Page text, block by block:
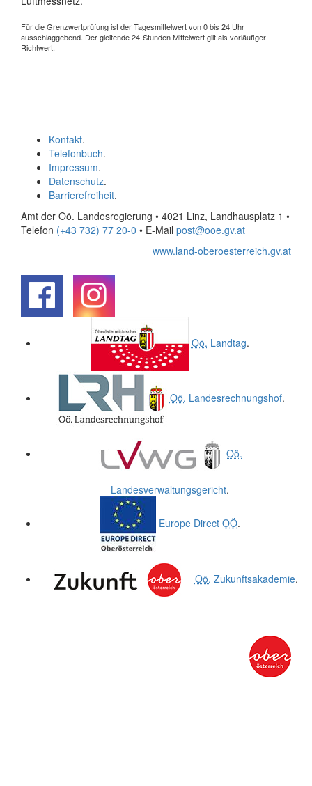
Für die Grenzwertprüfung ist der Tagesmittelwert von 0 bis 24 Uhr
ausschlaggebend. Der gleitende 24-Stunden Mittelwert gilt als vorläufiger
Richtwert.
Kontakt.
Telefonbuch.
Impressum.
Datenschutz.
Barrierefreiheit.
Amt der Oö. Landesregierung • 4021 Linz, Landhausplatz 1 •
Telefon (+43 732) 77 20-0 • E-Mail post@ooe.gv.at
www.land-oberoesterreich.gv.at
Oö. Landtag.
Oö. Landesrechnungshof.
Oö.
Landesverwaltungsgericht.
Europe Direct OÖ.
Oö. Zukunftsakademie.